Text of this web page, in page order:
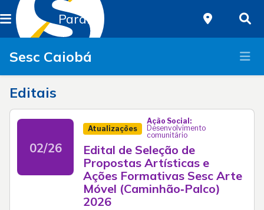
Paraná
Sesc Caiobá
Editais
02/26
Atualizações
Ação Social:
Desenvolvimento
comunitário
Edital de Seleção de
Propostas Artísticas e
Ações Formativas Sesc Arte
Móvel (Caminhão‑Palco)
2026